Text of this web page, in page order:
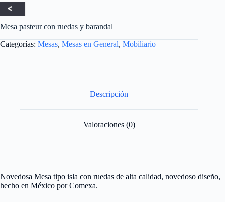
Mesa pasteur con ruedas y barandal
Categorías: Mesas, Mesas en General, Mobiliario
Descripción
Valoraciones (0)
Novedosa Mesa tipo isla con ruedas de alta calidad, novedoso diseño,
hecho en México por Comexa.